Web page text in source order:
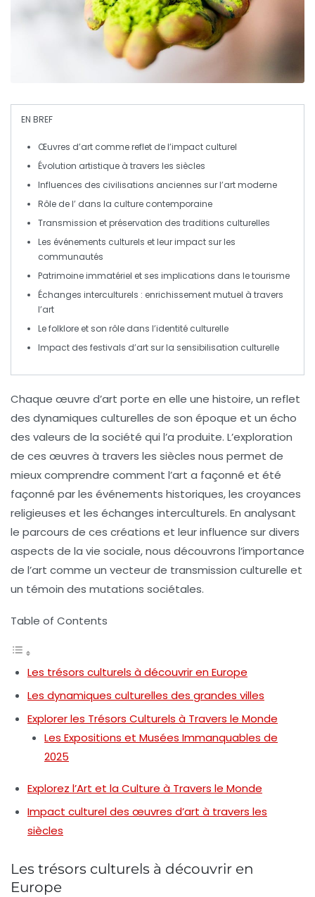
EN BREF
Œuvres d’art comme reflet de l’impact culturel
Évolution artistique à travers les siècles
Influences des civilisations anciennes sur l’art moderne
Rôle de l’ dans la culture contemporaine
Transmission et préservation des traditions culturelles
Les événements culturels et leur impact sur les
communautés
Patrimoine immatériel et ses implications dans le tourisme
Échanges interculturels : enrichissement mutuel à travers
l’art
Lefolklore et son rôle dans l’identité culturelle
Impact des festivals d’art sur la sensibilisation culturelle
Chaque œuvre d’art porte en elle une histoire, un reflet
des dynamiques culturelles de son époque et un écho
des valeurs de la société qui l’a produite. L’exploration
de ces œuvres à travers les siècles nous permet de
mieux comprendre comment l’art a façonné et été
façonné par les événements historiques, les croyances
religieuses et les échanges interculturels. En analysant
le parcours de ces créations et leur influence sur divers
aspects de la vie sociale, nous découvrons l’importance
de l’art comme un vecteur de transmission culturelle et
un témoin des mutations sociétales.
Table of Contents
Les trésors culturels à découvrir en Europe
Les dynamiques culturelles des grandes villes
Explorer les Trésors Culturels à Travers le Monde
Les Expositions et Musées Immanquables de
2025
Explorez l’Art et la Culture à Travers le Monde
Impact culturel des œuvres d’art à travers les
siècles
Les trésors culturels à découvrir en
Europe